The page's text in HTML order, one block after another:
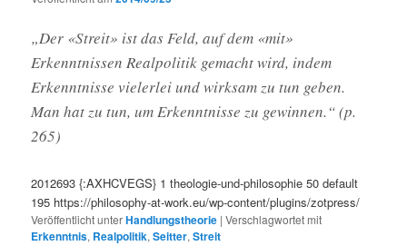
„Der «Streit» ist das Feld, auf dem «mit»
Erkenntnissen Realpolitik gemacht wird, indem
Erkenntnisse vielerlei und wirksam zu tun geben.
Man hat zu tun, um Erkenntnisse zu gewinnen.“ (p.
265)
2012693 {:AXHCVEGS} 1 theologie-und-philosophie 50 default
195 https://philosophy-at-work.eu/wp-content/plugins/zotpress/
Veröffentlicht unterHandlungstheorie |Verschlagwortet mit
Erkenntnis, Realpolitik,Seitter,Streit